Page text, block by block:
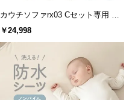
カウチソファrx03 Cセット専用 交
換用カバー カウチ+2P+オットマン
￥24,998